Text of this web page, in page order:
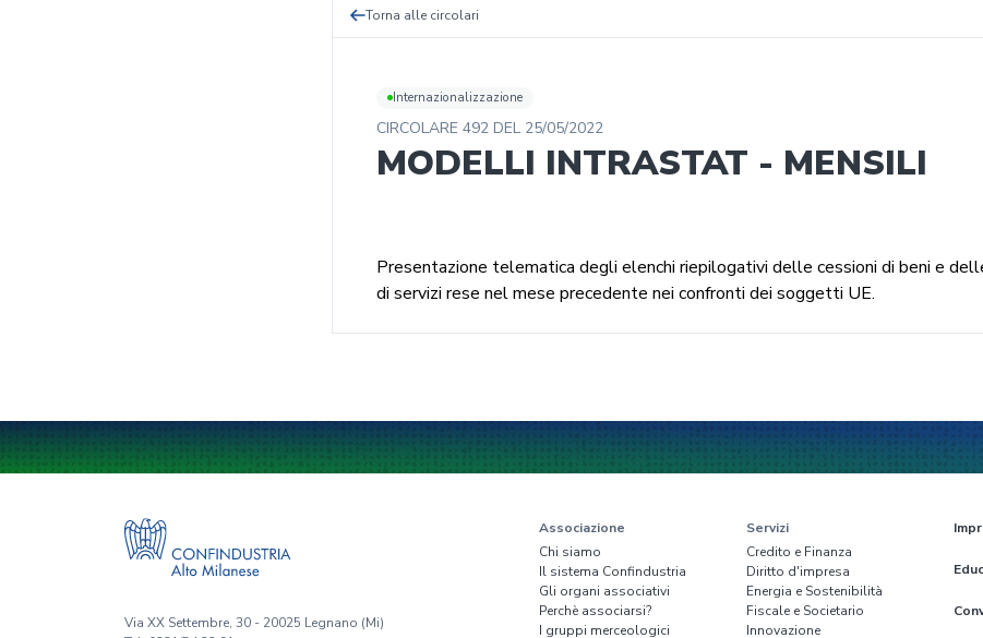
Torna alle circolari
Internazionalizzazione
CIRCOLARE 492 DEL 25/05/2022
MODELLI INTRASTAT - MENSILI
Presentazione telematica degli elenchi riepilogativi delle cessioni di beni e
di servizi rese nel mese precedente nei confronti dei soggetti UE.
Via XX Settembre, 30 - 20025 Legnano (Mi)
Associazione
Chi siamo
Il sistema Confindustria
Gli organi associativi
Perchè associarsi?
I gruppi merceologici
Servizi
Credito e Finanza
Diritto d'impresa
Energia e Sostenibilità
Fiscale e Societario
Innovazione